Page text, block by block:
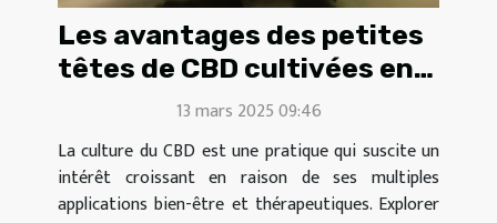
Les avantages des petites
têtes de CBD cultivées en
intérieur13 mars 2025 09:46
La culture du CBD est une pratique qui suscite un
intérêt croissant en raison de ses multiples
applications bien-être et thérapeutiques. Explorer